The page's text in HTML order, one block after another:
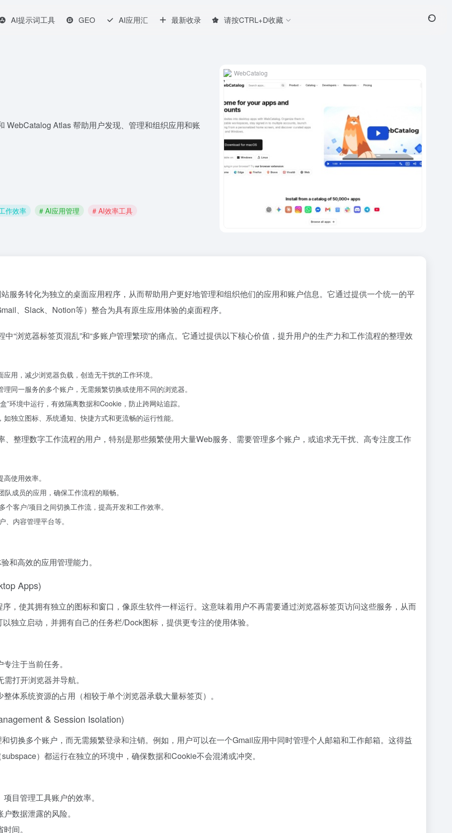
AI提示词工具 GEO AI应用汇 最新收录 请按CTRL+D收藏
WebCatalog Atlas 帮助用户发现、管理和组织应用和账
作效率 # AI应用管理 # AI效率工具
WebCatalog
服务转化为独立的桌面应用程序，从而帮助用户更好地管理和组织他们的应用和账户信息。它通过提供一个统一的平
、Slack、Notion等）整合为具有原生应用体验的桌面程序。
“浏览器标签页混乱”和“多账户管理繁琐”的痛点。它通过提供以下核心价值，提升用户的生产力和工作流程的整理效
用，减少浏览器负载，创造无干扰的工作环境。
同一服务的多个账户，无需频繁切换或使用不同的浏览器。
”环境中运行，有效隔离数据和Cookie，防止跨网站追踪。
独立图标、系统通知、快捷方式和更流畅的运行性能。
整理数字工作流程的用户，特别是那些频繁使用大量Web服务、需要管理多个账户，或追求无干扰、高专注度工作
使用效率。
成员的应用，确保工作流程的顺畅。
个客户/项目之间切换工作流，提高开发和工作效率。
、内容管理平台等。
和高效的应用管理能力。
Apps)
，使其拥有独立的图标和窗口，像原生软件一样运行。这意味着用户不再需要通过浏览器标签页访问这些服务，从而
独立启动，并拥有自己的任务栏/Dock图标，提供更专注的使用体验。
注于当前任务。
打开浏览器并导航。
体系统资源的占用（相较于单个浏览器承载大量标签页）。
& Session Isolation)
切换多个账户，而无需频繁登录和注销。例如，用户可以在一个Gmail应用中同时管理个人邮箱和工作邮箱。这得益
subspace）都运行在独立的环境中，确保数据和Cookie不会混淆或冲突。
目管理工具账户的效率。
数据泄露的风险。
间。